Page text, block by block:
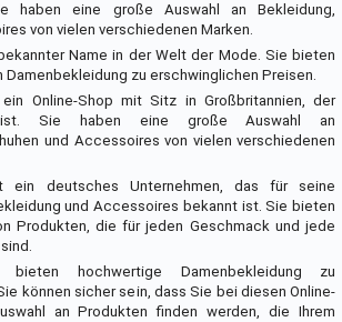
haben eine große Auswahl an Bekleidung,
von vielen verschiedenen Marken.
Name in der Welt der Mode. Sie bieten
zu erschwinglichen Preisen.
Online-Shop mit Sitz in Großbritannien, der
Sie haben eine große Auswahl an
und Accessoires von vielen verschiedenen
deutsches Unternehmen, das für seine
und Accessoires bekannt ist. Sie bieten
Produkten, die für jeden Geschmack und jede
bieten hochwertige Damenbekleidung zu
können sicher sein, dass Sie bei diesen Online-
an Produkten finden werden, die Ihrem